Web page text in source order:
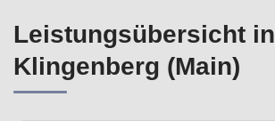
Leistungsübersicht in
Klingenberg (Main)